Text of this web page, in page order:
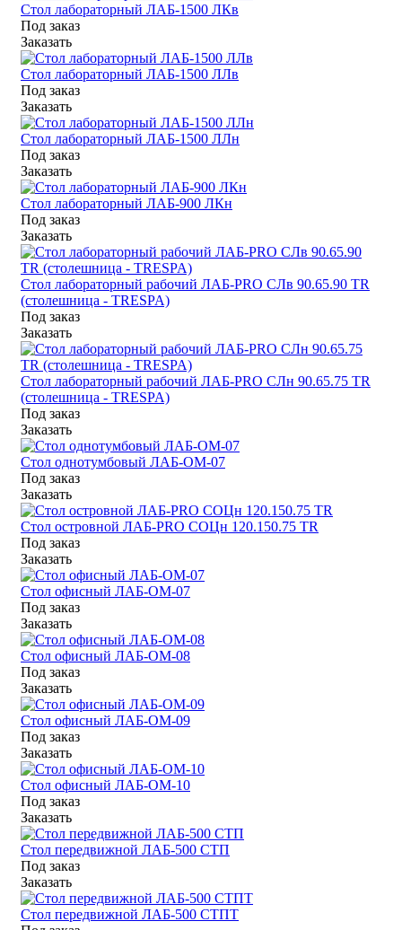
Стол лабораторный ЛАБ-1500 ЛКв
Под заказ
Заказать
Стол лабораторный ЛАБ-1500 ЛЛв
Под заказ
Заказать
Стол лабораторный ЛАБ-1500 ЛЛн
Под заказ
Заказать
Стол лабораторный ЛАБ-900 ЛКн
Под заказ
Заказать
Стол лабораторный рабочий ЛАБ-PRO СЛв 90.65.90 TR
(столешница - TRESPA)
Под заказ
Заказать
Стол лабораторный рабочий ЛАБ-PRO СЛн 90.65.75 TR
(столешница - TRESPA)
Под заказ
Заказать
Стол однотумбовый ЛАБ-ОМ-07
Под заказ
Заказать
Стол островной ЛАБ-PRO СОЦн 120.150.75 TR
Под заказ
Заказать
Стол офисный ЛАБ-ОМ-07
Под заказ
Заказать
Стол офисный ЛАБ-ОМ-08
Под заказ
Заказать
Стол офисный ЛАБ-ОМ-09
Под заказ
Заказать
Стол офисный ЛАБ-ОМ-10
Под заказ
Заказать
Стол передвижной ЛАБ-500 СТП
Под заказ
Заказать
Стол передвижной ЛАБ-500 СТПТ